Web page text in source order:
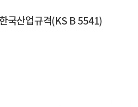
국산업규격(KS B 5541)